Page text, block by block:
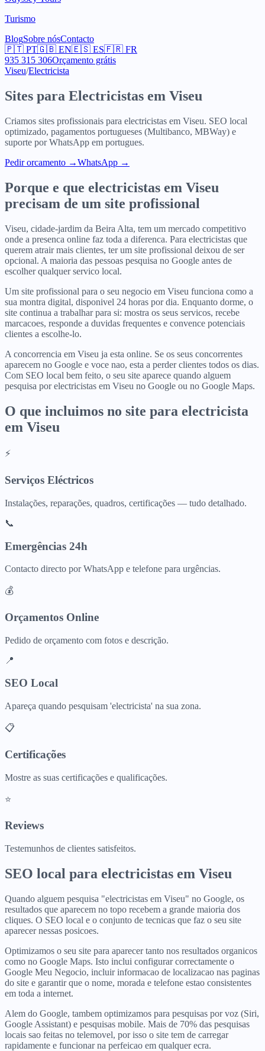
Turismo
BlogSobre nósContacto
🇵🇹 PT🇬🇧 EN🇪🇸 ES🇫🇷 FR
935 315 306Orçamento grátis
Viseu/Electricista
Sites para Electricistas em Viseu
Criamos sites profissionais para electricistas em Viseu. SEO local
optimizado, pagamentos portugueses (Multibanco, MBWay) e
suporte por WhatsApp em portugues.
Pedir orcamento →WhatsApp →
Porque e que electricistas em Viseu
precisam de um site profissional
Viseu, cidade-jardim da Beira Alta, tem um mercado competitivo
onde a presenca online faz toda a diferenca. Para electricistas que
querem atrair mais clientes, ter um site profissional deixou de ser
opcional. A maioria das pessoas pesquisa no Google antes de
escolher qualquer servico local.
Um site profissional para o seu negocio em Viseu funciona como a
sua montra digital, disponivel 24 horas por dia. Enquanto dorme, o
site continua a trabalhar para si: mostra os seus servicos, recebe
marcacoes, responde a duvidas frequentes e convence potenciais
clientes a escolhe-lo.
A concorrencia em Viseu ja esta online. Se os seus concorrentes
aparecem no Google e voce nao, esta a perder clientes todos os dias.
Com SEO local bem feito, o seu site aparece quando alguem
pesquisa por electricistas em Viseu no Google ou no Google Maps.
O que incluimos no site para electricista
em Viseu
⚡
Serviços Eléctricos
Instalações, reparações, quadros, certificações — tudo detalhado.
📞
Emergências 24h
Contacto directo por WhatsApp e telefone para urgências.
💰
Orçamentos Online
Pedido de orçamento com fotos e descrição.
📍
SEO Local
Apareça quando pesquisam 'electricista' na sua zona.
📋
Certificações
Mostre as suas certificações e qualificações.
⭐
Reviews
Testemunhos de clientes satisfeitos.
SEO local para electricistas em Viseu
Quando alguem pesquisa "electricistas em Viseu" no Google, os
resultados que aparecem no topo recebem a grande maioria dos
cliques. O SEO local e o conjunto de tecnicas que faz o seu site
aparecer nessas posicoes.
Optimizamos o seu site para aparecer tanto nos resultados organicos
como no Google Maps. Isto inclui configurar correctamente o
Google Meu Negocio, incluir informacao de localizacao nas paginas
do site e garantir que o nome, morada e telefone estao consistentes
em toda a internet.
Alem do Google, tambem optimizamos para pesquisas por voz (Siri,
Google Assistant) e pesquisas mobile. Mais de 70% das pesquisas
locais sao feitas no telemovel, por isso o site tem de carregar
rapidamente e funcionar na perfeicao em qualquer ecra.